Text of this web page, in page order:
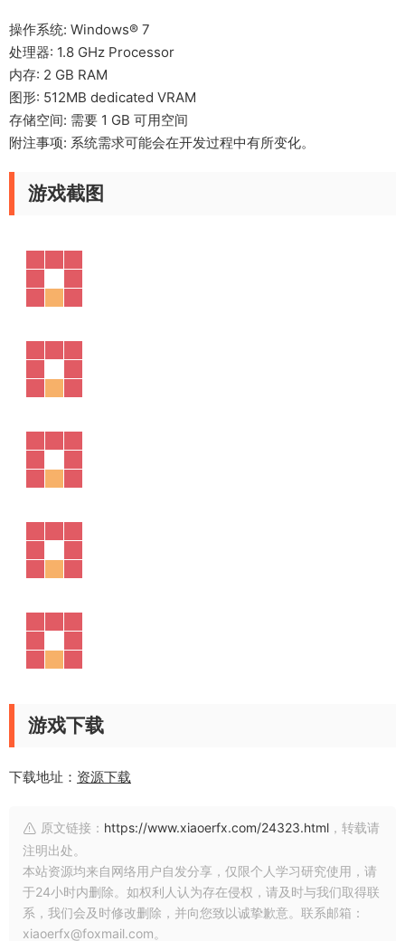
操作系统: Windows® 7
处理器: 1.8 GHz Processor
内存: 2 GB RAM
图形: 512MB dedicated VRAM
存储空间: 需要 1 GB 可用空间
附注事项: 系统需求可能会在开发过程中有所变化。
游戏截图
游戏下载
下载地址： 资源下载
原文链接： https://www.xiaoerfx.com/24323.html ，转载请
注明出处。
本站资源均来自网络用户自发分享，仅限个人学习研究使用，请
于24小时内删除。如权利人认为存在侵权，请及时与我们取得联
系，我们会及时修改删除，并向您致以诚挚歉意。联系邮箱：
xiaoerfx@foxmail.com。